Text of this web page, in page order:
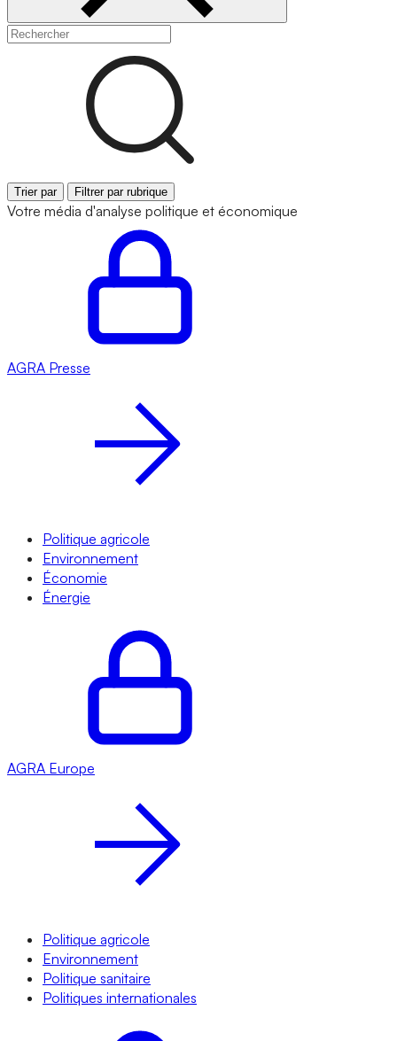
Trier par Filtrer par rubrique
Votre média d'analyse politique et économique
AGRA Presse
Politique agricole
Environnement
Économie
Énergie
AGRA Europe
Politique agricole
Environnement
Politique sanitaire
Politiques internationales